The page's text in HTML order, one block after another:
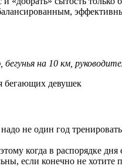
на 10 км,
бегающих девушек
не один год
когда в распорядке
если конечно не